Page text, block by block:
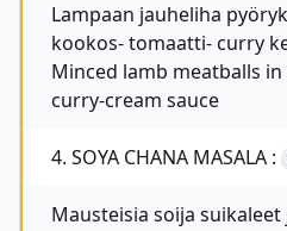
Lampaan jauheliha
kookos- tomaatti- curry
Minced lamb meatballs
curry-cream sauce
4. SOYA CHANA MASALA :
Mausteisia soija